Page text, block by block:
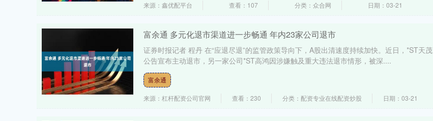
来源：鑫优配平台 查看：107 分类：众合网 日期：03-21
富余通 多元化退市渠道进一步畅通 年内23家公司退市
证券时报记者 程丹 在“应退尽退”的监管政策导向下，A股出清速度持续加快。近日，*ST天茂
公告宣布主动退市，另一家公司*ST高鸿因涉嫌触及重大违法退市情形，被深....
富余通
来源：杠杆配资公司官网 查看：230 分类：配资专业在线配资炒股 日期：03-21